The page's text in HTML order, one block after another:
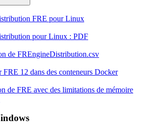
FRE pour Linux
pour Linux : PDF
de FREngineDistribution.csv
FRE 12 dans des conteneurs Docker
de FRE avec des limitations de mémoire